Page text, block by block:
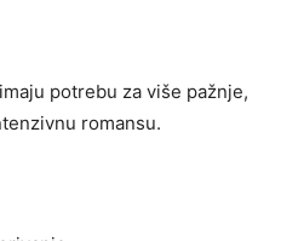
potrebu za više pažnje,
romansu.